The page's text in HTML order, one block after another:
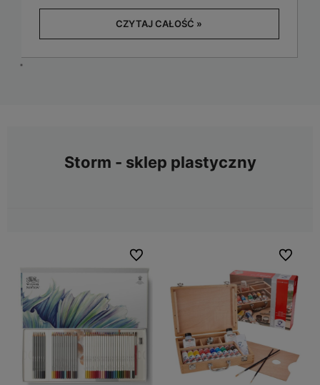
CZYTAJ CAŁOŚĆ »
Storm - sklep plastyczny
Do ulubionych Do